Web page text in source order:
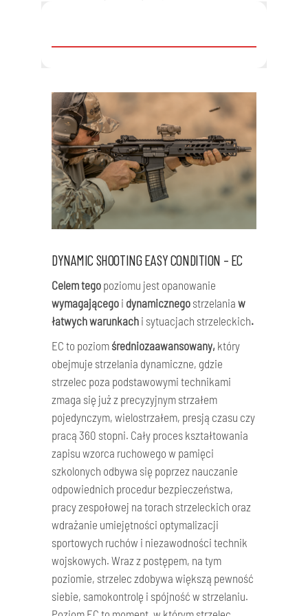
DYNAMIC SHOOTING EASY CONDITION – EC
Celem tego poziomu jest opanowanie
wymagającego i dynamicznego strzelania w
łatwych warunkach i sytuacjach strzeleckich.
EC to poziom średniozaawansowany, który
obejmuje strzelania dynamiczne, gdzie
strzelec poza podstawowymi technikami
zmaga się już z precyzyjnym strzałem
pojedynczym, wielostrzałem, presją czasu czy
pracą 360 stopni. Cały proces kształtowania
zapisu wzorca ruchowego w pamięci
szkolonych odbywa się poprzez nauczanie
odpowiednich procedur bezpieczeństwa,
pracy zespołowej na torach strzeleckich oraz
wdrażanie umiejętności optymalizacji
sportowych ruchów i niezawodności technik
wojskowych. Wraz z postępem, na tym
poziomie, strzelec zdobywa większą pewność
siebie, samokontrolę i spójność w strzelaniu.